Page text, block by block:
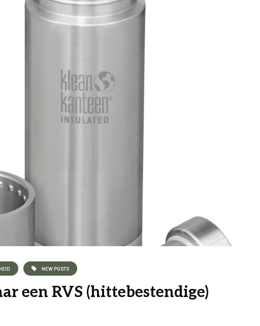
NEW POSTS
een RVS (hittebestendige)